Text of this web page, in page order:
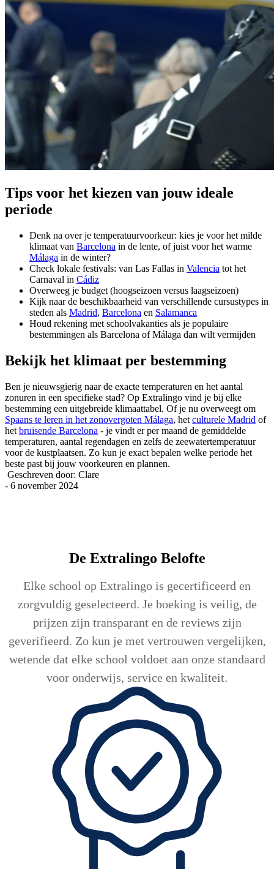
Tips voor het kiezen van jouw ideale
periode
Denk na over je temperatuurvoorkeur: kies je voor het milde
klimaat van Barcelona in de lente, of juist voor het warme
Málaga in de winter?
Check lokale festivals: van Las Fallas in Valencia tot het
Carnaval in Cádiz
Overweeg je budget (hoogseizoen versus laagseizoen)
Kijk naar de beschikbaarheid van verschillende cursustypes in
steden als Madrid, Barcelona en Salamanca
Houd rekening met schoolvakanties als je populaire
bestemmingen als Barcelona of Málaga dan wilt vermijden
Bekijk het klimaat per bestemming
Ben je nieuwsgierig naar de exacte temperaturen en het aantal
zonuren in een specifieke stad? Op Extralingo vind je bij elke
bestemming een uitgebreide klimaattabel. Of je nu overweegt om
Spaans te leren in het zonovergoten Málaga, het culturele Madrid of
het bruisende Barcelona - je vindt er per maand de gemiddelde
temperaturen, aantal regendagen en zelfs de zeewatertemperatuur
voor de kustplaatsen. Zo kun je exact bepalen welke periode het
beste past bij jouw voorkeuren en plannen.
Geschreven door: Clare
- 6 november 2024
De Extralingo Belofte
Elke school op Extralingo is gecertificeerd en
zorgvuldig geselecteerd. Je boeking is veilig, de
prijzen zijn transparant en de reviews zijn
geverifieerd. Zo kun je met vertrouwen vergelijken,
wetende dat elke school voldoet aan onze standaard
voor onderwijs, service en kwaliteit.